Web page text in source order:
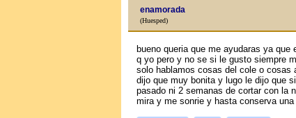
enamorada
(Huesped)
bueno queria que me ayudaras ya
q yo pero y no se si le gusto siempre
solo hablamos cosas del cole o cosas
dijo que muy bonita y lugo le dijo que
pasado ni 2 semanas de cortar con la
mira y me sonrie y hasta conserva